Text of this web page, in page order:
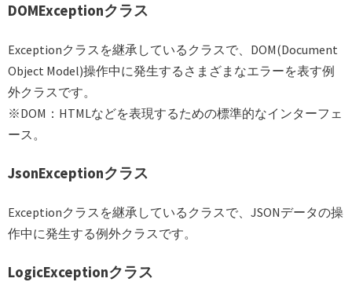
DOMExceptionクラス
Exceptionクラスを継承しているクラスで、DOM(Document
Object Model)操作中に発生するさまざまなエラーを表す例
外クラスです。
※DOM：HTMLなどを表現するための標準的なインターフェ
ース。
JsonExceptionクラス
Exceptionクラスを継承しているクラスで、JSONデータの操
作中に発生する例外クラスです。
LogicExceptionクラス